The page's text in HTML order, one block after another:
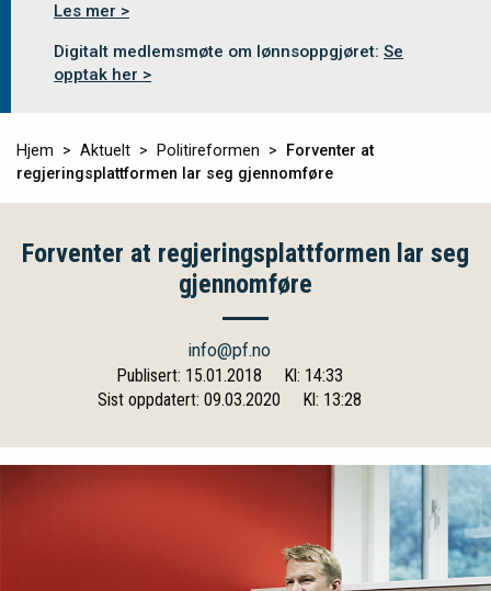
Les mer >
Digitalt medlemsmøte om lønnsoppgjøret: Se
opptak her >
Hjem Aktuelt Politireformen
Forventer at
regjeringsplattformen lar seg gjennomføre
Forventer at regjeringsplattformen lar seg
gjennomføre
info@pf.no
Publisert: 15.01.2018
Kl: 14:33
Sist oppdatert: 09.03.2020
Kl: 13:28